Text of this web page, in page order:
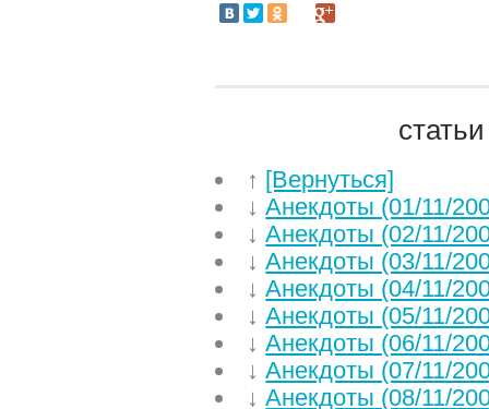
↑ [Вернуться]
↓Анекдоты (01/11/
↓Анекдоты (02/11/
↓Анекдоты (03/11/
↓Анекдоты (04/11/
↓Анекдоты (05/11/
↓Анекдоты (06/11/
↓Анекдоты (07/11/
↓Анекдоты (08/11/